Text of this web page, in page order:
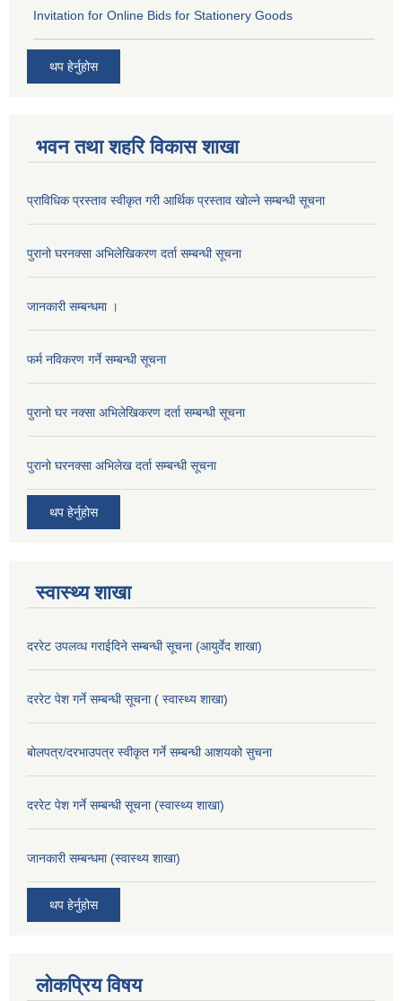
Invitation for Online Bids for Stationery Goods
थप हेर्नुहोस
भवन तथा शहरि विकास शाखा
प्राविधिक प्रस्ताव स्वीकृत गरी आर्थिक प्रस्ताव खोल्ने सम्बन्धी सूचना
पुरानो घरनक्सा अभिलेखिकरण दर्ता सम्बन्धी सूचना
जानकारी सम्बन्धमा ।
फर्म नविकरण गर्ने सम्बन्धी सूचना
पुरानो घर नक्सा अभिलेखिकरण दर्ता सम्बन्धी सूचना
पुरानो घरनक्सा अभिलेख दर्ता सम्बन्धी सूचना
थप हेर्नुहोस
स्वास्थ्य शाखा
दररेट उपलव्ध गराईदिने सम्बन्धी सूचना (आयुर्वेद शाखा)
दररेट पेश गर्ने सम्बन्धी सूचना ( स्वास्थ्य शाखा)
बोलपत्र/दरभाउपत्र स्वीकृत गर्ने सम्बन्धी आशयको सुचना
दररेट पेश गर्ने सम्बन्धी सूचना (स्वास्थ्य शाखा)
जानकारी सम्बन्धमा (स्वास्थ्य शाखा)
थप हेर्नुहोस
लोकप्रिय विषय